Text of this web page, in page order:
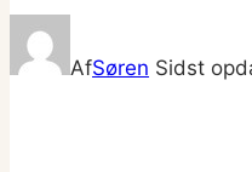
AfSøren Sidst